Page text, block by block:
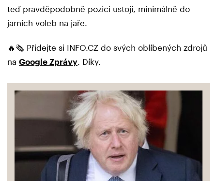
teď pravděpodobně pozici ustojí, minimálně do
jarních voleb na jaře.
🔥🗞️ Přidejte si INFO.CZ do svých oblíbených zdrojů
na Google Zprávy. Díky.